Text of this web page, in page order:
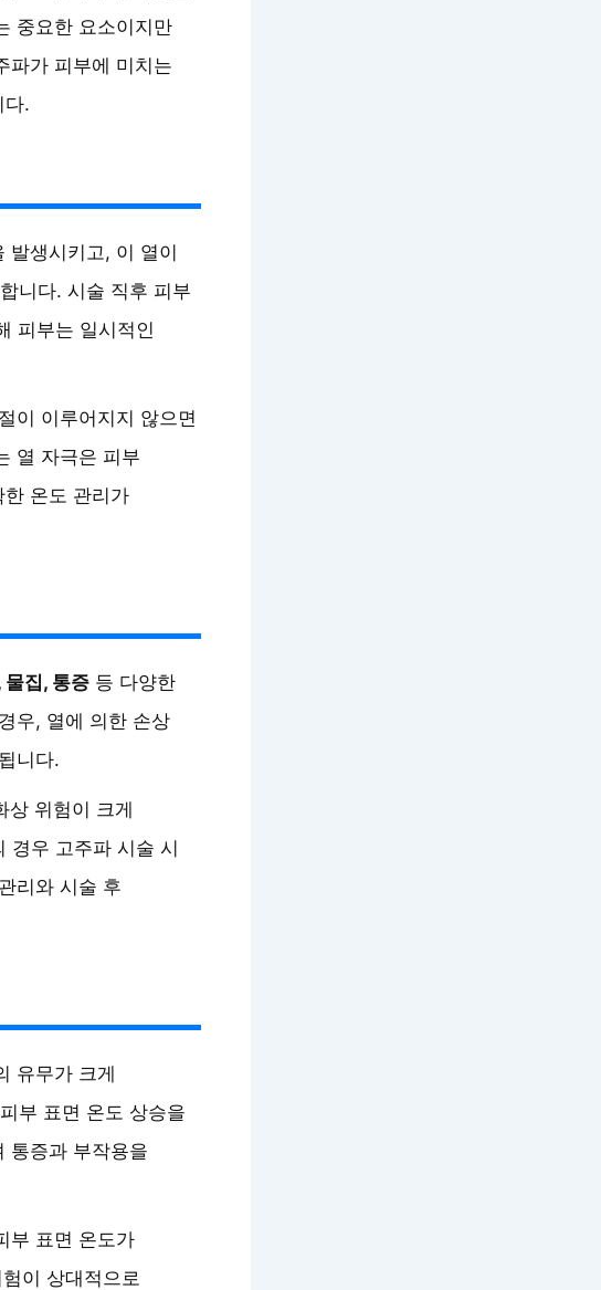
중요한 요소이지만
파가 피부에 미치는
다.
발생시키고, 이 열이
니다. 시술 직후 피부
피부는 일시적인
이 이루어지지 않으면
열 자극은 피부
온도 관리가
물집, 통증 등 다양한
우, 열에 의한 손상
니다.
상 위험이 크게
경우 고주파 시술 시
리와 시술 후
유무가 크게
부 표면 온도 상승을
통증과 부작용을
부 표면 온도가
이 상대적으로